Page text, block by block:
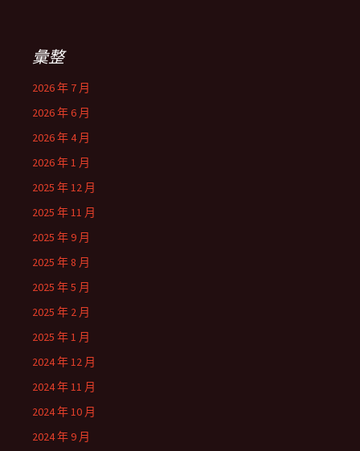
彙整
2026 年 7 月
2026 年 6 月
2026 年 4 月
2026 年 1 月
2025 年 12 月
2025 年 11 月
2025 年 9 月
2025 年 8 月
2025 年 5 月
2025 年 2 月
2025 年 1 月
2024 年 12 月
2024 年 11 月
2024 年 10 月
2024 年 9 月